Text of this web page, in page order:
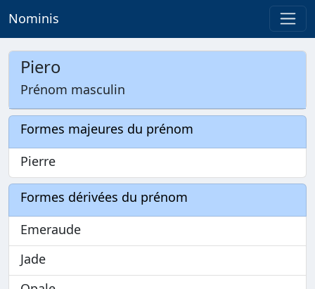
Nominis
Piero
Prénom masculin
Formes majeures du prénom
Pierre
Formes dérivées du prénom
Emeraude
Jade